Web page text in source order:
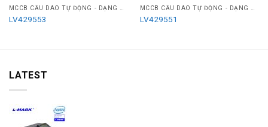
LV429553 LV429551
LATEST